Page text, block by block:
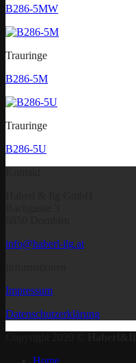
B286-5MW
Trauringe
B286-5M
Trauringe
B286-5U
info@haberl-ilg.at
Impressum
Datenschutzerklärung